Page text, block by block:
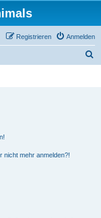
Anmelden
Registrieren
nicht mehr anmelden?!